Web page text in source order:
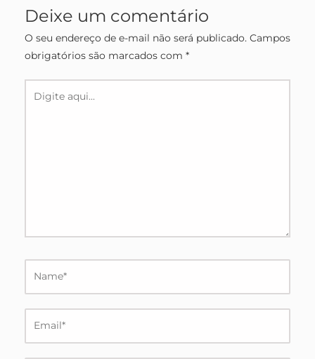
Deixe um comentário
O seu endereço de e-mail não será publicado. Campos
obrigatórios são marcados com *
aqui...